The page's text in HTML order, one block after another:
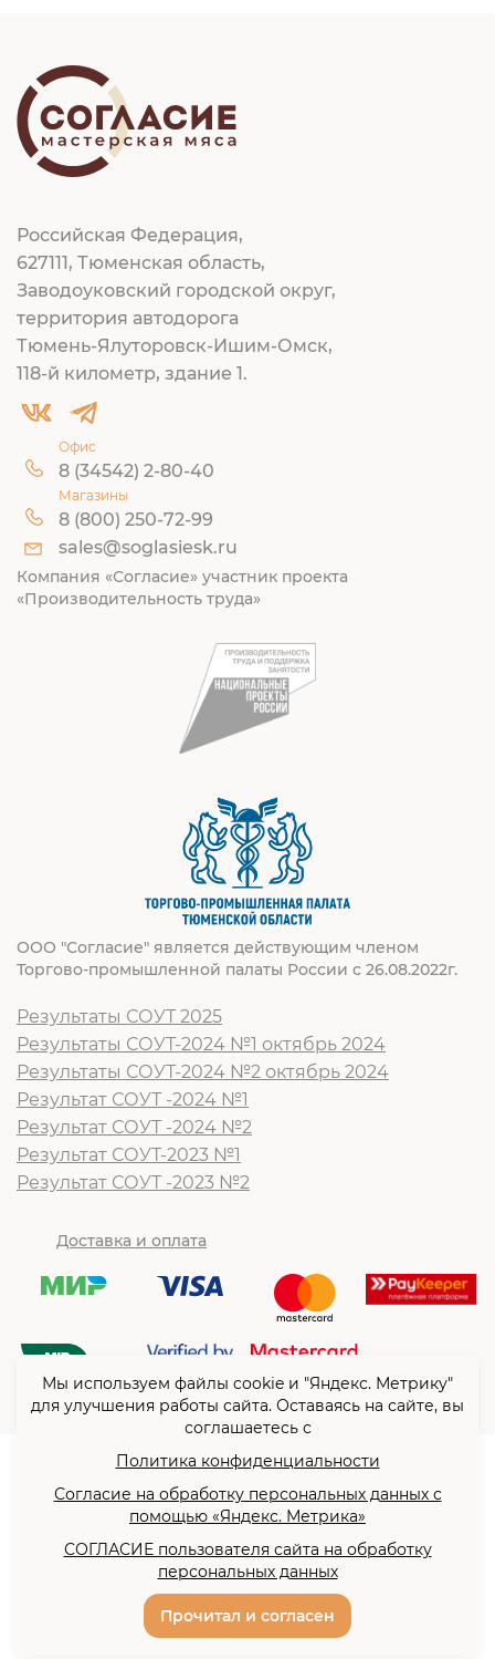
Российская Федерация,
627111, Тюменская область,
Заводоуковский городской округ,
территория автодорога
Тюмень-Ялуторовск-Ишим-Омск,
118-й километр, здание 1.
Офис
8 (34542) 2-80-40
Магазины
8 (800) 250-72-99
sales@soglasiesk.ru
Компания «Согласие» участник проекта
«Производительность труда»
ООО "Согласие" является действующим членом
Торгово-промышленной палаты России с 26.08.2022г.
Результаты СОУТ 2025
Результаты СОУТ-2024 №1 октябрь 2024
Результаты СОУТ-2024 №2 октябрь 2024
Результат СОУТ -2024 №1
Результат СОУТ -2024 №2
Результат СОУТ-2023 №1
Результат СОУТ -2023 №2
Доставка и оплата
© ООО “Согласие”2026
Политика конфиденциальности
Согласие на обработку
персональных данных с
помощью «Яндекс. Метрика»
Разработка сайта -
Мы используем файлы cookie и "Яндекс. Метрику"
для улучшения работы сайта. Оставаясь на сайте, вы
соглашаетесь с
Политика конфиденциальности
Согласие на обработку персональных данных с
помощью «Яндекс. Метрика»
СОГЛАСИЕ пользователя сайта на обработку
персональных данных
Прочитал и согласен